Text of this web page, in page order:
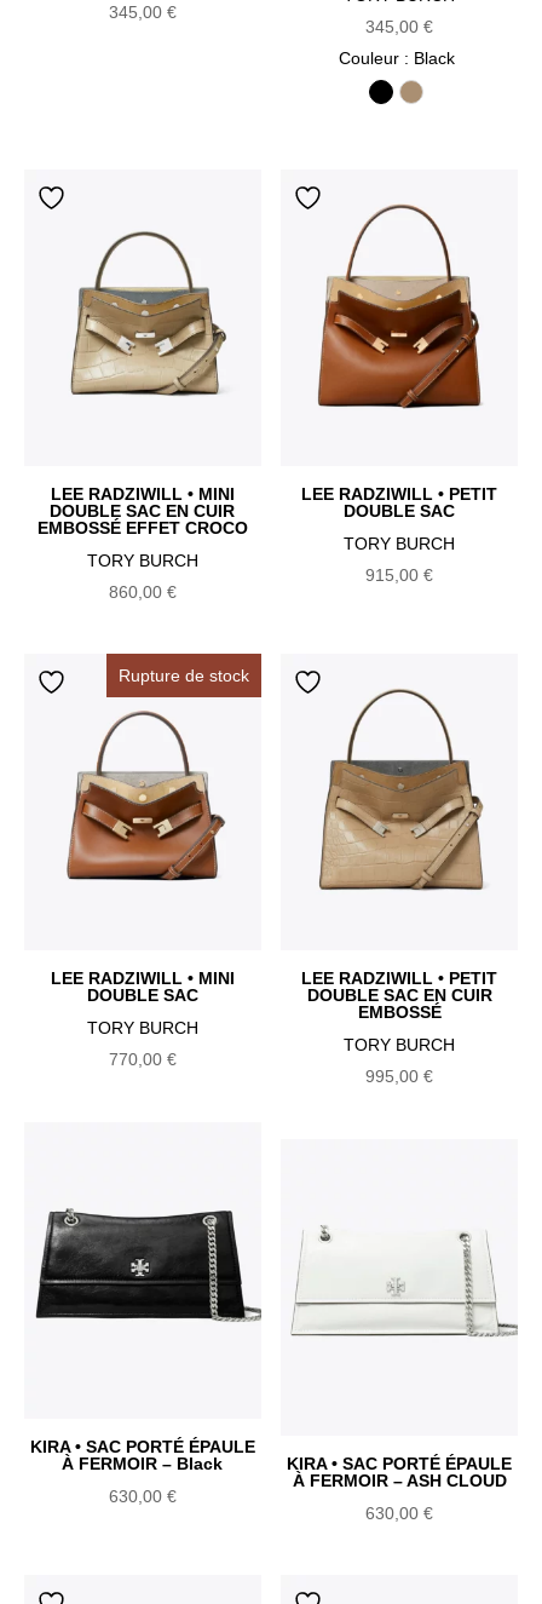
345,00 €
345,00€
Couleur: Black
BlackWild Mushroom
LEE RADZIWILL • MINI
DOUBLE SAC EN CUIR
EMBOSSÉ EFFET CROCO
TORY BURCH
860,00 €
LEE RADZIWILL • PETIT
DOUBLE SAC
TORY BURCH
915,00€
Rupture de stock
LEE RADZIWILL • MINI
DOUBLE SAC
TORY BURCH
770,00 €
LEE RADZIWILL • PETIT
DOUBLE SAC EN CUIR
EMBOSSÉ
TORY BURCH
995,00€
KIRA • SAC PORTÉ ÉPAULE
À FERMOIR – Black
630,00 €
KIRA • SAC PORTÉ ÉPAULE
À FERMOIR – ASH CLOUD
630,00€